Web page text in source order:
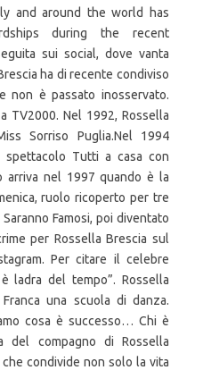
and around the world has
during the recent
sui social, dove vanta
ha di recente condiviso
non è passato inosservato.
TV2000. Nel 1992, Rossella
Sorriso Puglia.Nel 1994
Tutti a casa con
arriva nel 1997 quando è la
ruolo ricoperto per tre
Famosi, poi diventato
per Rossella Brescia sul
Per citare il celebre
ladra del tempo”. Rossella
una scuola di danza.
cosa è successo… Chi è
del compagno di Rossella
condivide non solo la vita